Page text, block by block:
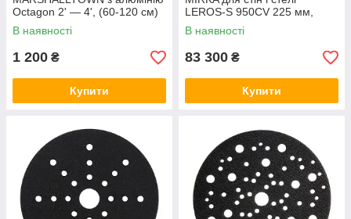
Octagon 2' — 4', (60-120 см)
В наявності
1 200 ₴
Купити
LEROS-S 950CV 225 мм,
орбіта 5,0
В наявності
83 300 ₴
Купити